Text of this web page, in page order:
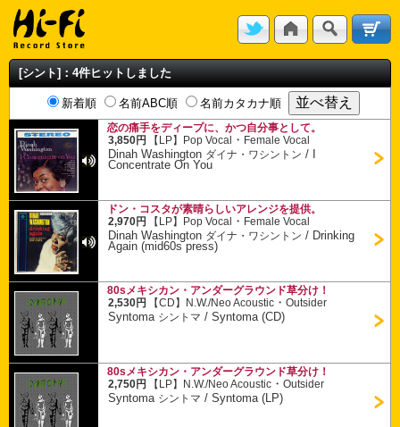
[シント]：4件ヒットしました
新着順 名前ABC順 名前カタカナ順
恋の痛手をディープに、かつ自分事として。
3,850円
【LP】 Pop Vocal ・ Female Vocal
Dinah Washington ダイナ・ワシントン / I
Concentrate On You
ドン・コスタが素晴らしいアレンジを提供。
2,970円
【LP】 Pop Vocal ・ Female Vocal
Dinah Washington ダイナ・ワシントン / Drinking
Again (mid60s press)
80sメキシカン・アンダーグラウンド草分け！
2,530円
【CD】 N.W./Neo Acoustic ・Outsider
Syntoma シントマ /Syntoma (CD)
80sメキシカン・アンダーグラウンド草分け！
2,750円
【LP】 N.W./Neo Acoustic ・Outsider
Syntoma シントマ /Syntoma (LP)